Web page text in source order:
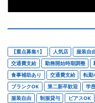
【重点募集1】 人気店 服装自
交通費支給
勤務開始時期調整
食事補助あり
交通費支給 転勤
ブランクOK
第二新卒歓迎 学
服装自由
制服貸与 ピアスOK